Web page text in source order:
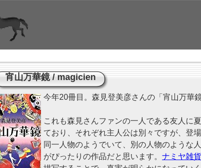
宵山万華鏡/magicien
今年20冊目。森見登美彦さんの「宵山万華
これも森見さんファンの一人である友人に
ており、それぞれ主人公は別々ですが、登
同一人物のようでいて、別の人物のような
がぴったりの作品だと思います。 ナミヤ雑